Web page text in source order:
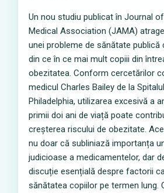
Un nou studiu publicat în Journal
Medical Association (JAMA)
unei probleme de sănătate
din ce în ce mai mult copiii din
obezitatea. Conform cercetărilor
medicul Charles Bailey de la
Philadelphia, utilizarea excesivă a
primii doi ani de viață poate
creșterea riscului de obezitate.
nu doar că subliniază importanța
judicioase a medicamentelor, dar
discuție esențială despre factorii
sănătatea copiilor pe termen lung.